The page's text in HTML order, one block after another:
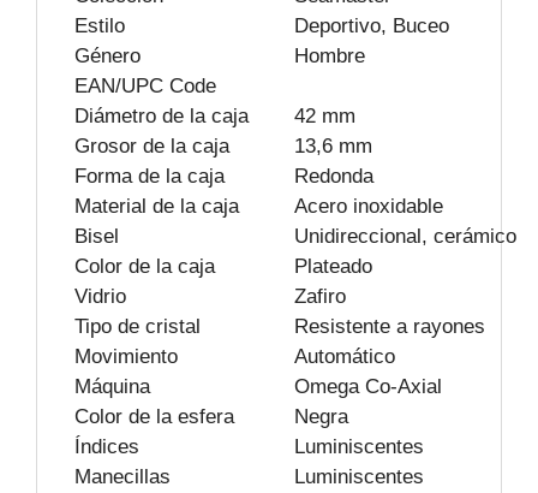
Estilo
Deportivo, Buceo
Género
Hombre
EAN/UPC Code
Diámetro de la caja
42 mm
Grosor de la caja
13,6 mm
Forma de la caja
Redonda
Material de la caja
Acero inoxidable
Bisel
Unidireccional, cerámico
Color de la caja
Plateado
Vidrio
Zafiro
Tipo de cristal
Resistente a rayones
Movimiento
Automático
Máquina
Omega Co-Axial
Color de la esfera
Negra
Índices
Luminiscentes
Manecillas
Luminiscentes